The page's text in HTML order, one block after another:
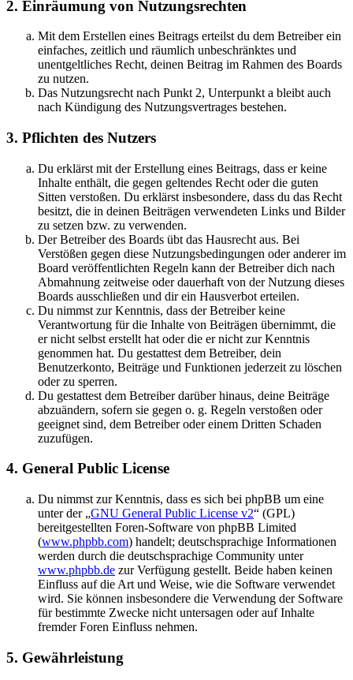
2. Einräumung von Nutzungsrechten
Mit dem Erstellen eines Beitrags erteilst du dem Betreiber ein
einfaches, zeitlich und räumlich unbeschränktes und
unentgeltliches Recht, deinen Beitrag im Rahmen des Boards
zu nutzen.
Das Nutzungsrecht nach Punkt 2, Unterpunkt a bleibt auch
nach Kündigung des Nutzungsvertrages bestehen.
3. Pflichten des Nutzers
Du erklärst mit der Erstellung eines Beitrags, dass er keine
Inhalte enthält, die gegen geltendes Recht oder die guten
Sitten verstoßen. Du erklärst insbesondere, dass du das Recht
besitzt, die in deinen Beiträgen verwendeten Links und Bilder
zu setzen bzw. zu verwenden.
Der Betreiber des Boards übt das Hausrecht aus. Bei
Verstößen gegen diese Nutzungsbedingungen oder anderer im
Board veröffentlichten Regeln kann der Betreiber dich nach
Abmahnung zeitweise oder dauerhaft von der Nutzung dieses
Boards ausschließen und dir ein Hausverbot erteilen.
Du nimmst zur Kenntnis, dass der Betreiber keine
Verantwortung für die Inhalte von Beiträgen übernimmt, die
er nicht selbst erstellt hat oder die er nicht zur Kenntnis
genommen hat. Du gestattest dem Betreiber, dein
Benutzerkonto, Beiträge und Funktionen jederzeit zu löschen
oder zu sperren.
Du gestattest dem Betreiber darüber hinaus, deine Beiträge
abzuändern, sofern sie gegen o. g. Regeln verstoßen oder
geeignet sind, dem Betreiber oder einem Dritten Schaden
zuzufügen.
4. General Public License
Du nimmst zur Kenntnis, dass es sich bei phpBB um eine
unter der „GNU General Public License v2“ (GPL)
bereitgestellten Foren-Software von phpBB Limited
(www.phpbb.com) handelt; deutschsprachige Informationen
werden durch die deutschsprachige Community unter
www.phpbb.de zur Verfügung gestellt. Beide haben keinen
Einfluss auf die Art und Weise, wie die Software verwendet
wird. Sie können insbesondere die Verwendung der Software
für bestimmte Zwecke nicht untersagen oder auf Inhalte
fremder Foren Einfluss nehmen.
5. Gewährleistung